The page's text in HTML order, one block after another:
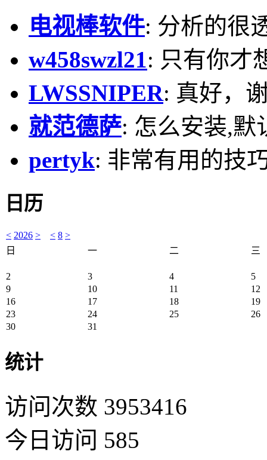
电视棒软件: 分析的很
w458swzl21 : 只有你才
LWSSNIPER: 真好，
就范德萨: 怎么安装,默
pertyk: 非常有用的技
日历
< 2026 > < 8 >
日
一 二 三
2 3 4
5
9
10 11
12
16
17 18
19
23
24 25
26
30
31
统计
访问次数 3953416
今日访问 585